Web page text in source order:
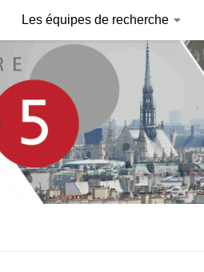
Les équipes de recherche